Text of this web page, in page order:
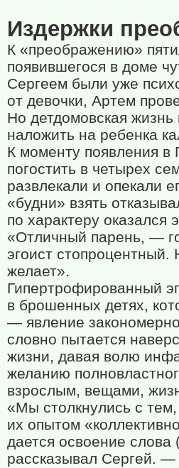
Издержки
К «преображению»
появившегося в доме
Сергеем были уже
от девочки, Артем
Но детдомовская жизнь
наложить на ребенка
К моменту появления в
погостить в четырех
развлекали и опекали
«будни» взять
по характеру оказался
«Отличный парень, —
эгоист стопроцентный.
желает».
Гипертрофированный
в брошенных детях,
— явление
словно пытается
жизни, давая волю
желанию
взрослым, вещами,
«Мы столкнулись с
их опытом
дается освоение
рассказывал Сергей.